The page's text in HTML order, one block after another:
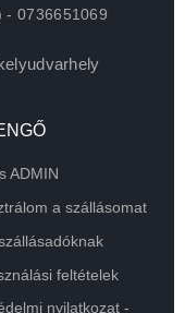
- 0736651069
ADMIN
a szállásomat
feltételek
nyilatkozat -